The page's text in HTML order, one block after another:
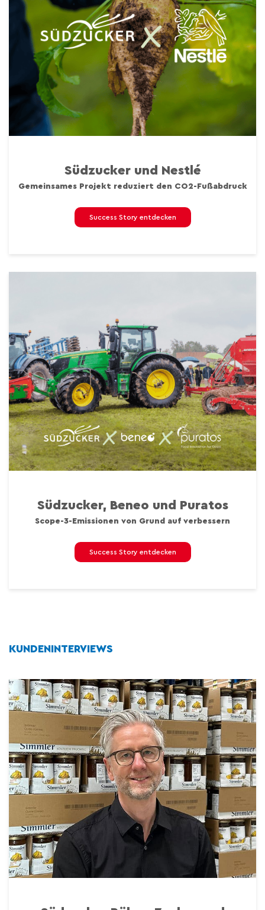
Südzucker und Nestlé
Gemeinsames Projekt reduziert den CO2-Fußabdruck
Success Story entdecken
Südzucker, Beneo und Puratos
Scope-3-Emissionen von Grund auf verbessern
Success Story entdecken
KUNDENINTERVIEWS